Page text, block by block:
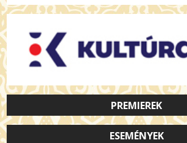
PREMIEREK
ESEMÉNYEK